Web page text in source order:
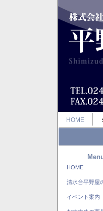
HOME
HOME
清水台平野屋
イベント案内